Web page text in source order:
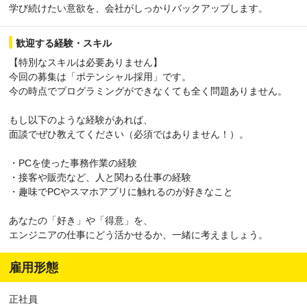
学び続けたい意欲を、会社がしっかりバックアップします。
歓迎する経験・スキル
【特別なスキルは必要ありません】
今回の募集は「ポテンシャル採用」です。
今の時点でプログラミングができなくても全く問題ありません。
もし以下のような経験があれば、
面談でぜひ教えてください（必須ではありません！）。
・PCを使った事務作業の経験
・接客や販売など、人と関わる仕事の経験
・趣味でPCやスマホアプリに触れるのが好きなこと
あなたの「好き」や「得意」を、
エンジニアの仕事にどう活かせるか、一緒に考えましょう。
雇用形態
正社員